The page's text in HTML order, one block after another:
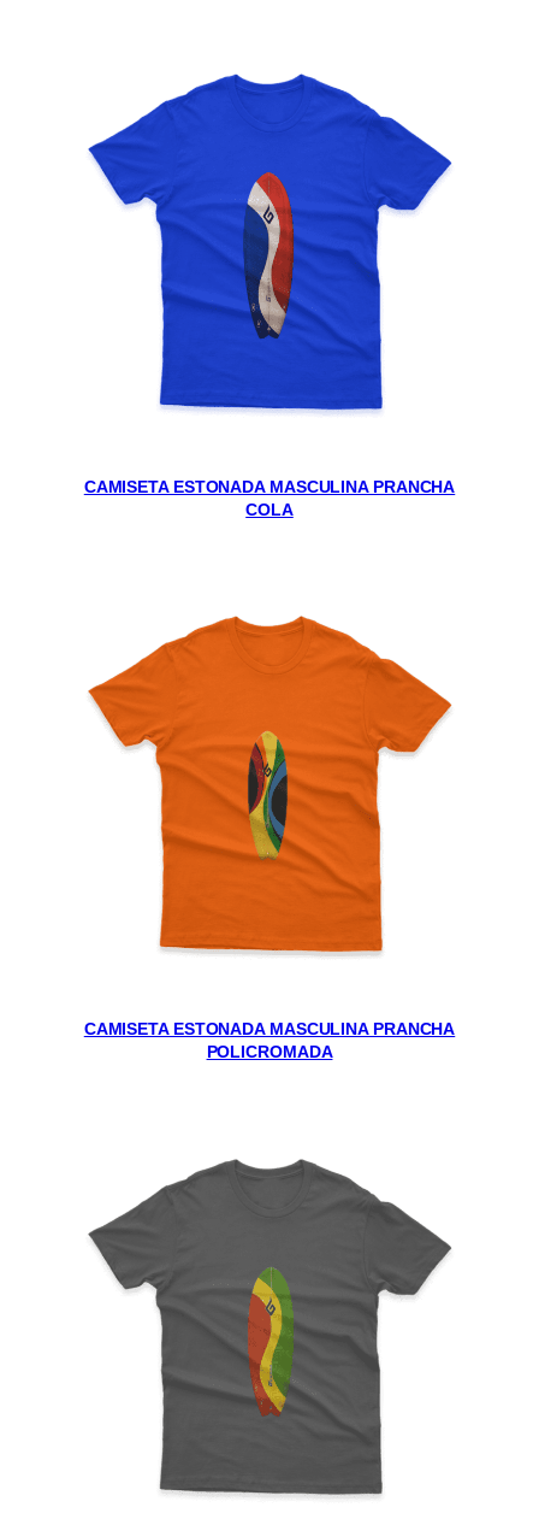
CAMISETA ESTONADA MASCULINA PRANCHA
COLA
CAMISETA ESTONADA MASCULINA PRANCHA
POLICROMADA